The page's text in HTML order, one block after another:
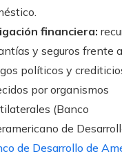
financiera:
y seguros frente a
políticos y
por organismos
(Banco
de
de Desarrollo de